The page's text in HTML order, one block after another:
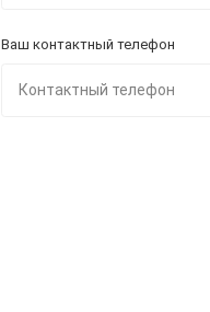
Ваш контактный телефон